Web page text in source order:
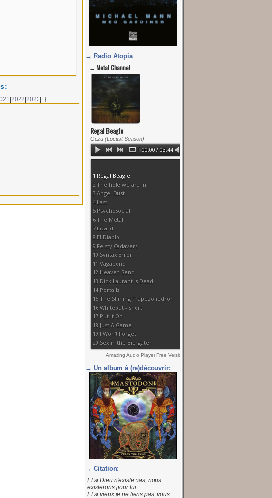
|2022|2023| }
→ Radio Atopia
→ Un album à (re)découvrir:
→ Citation:
Et si Dieu n'existe pas, nous
existerons pour lui
Et si vieux je ne tiens pas, vous